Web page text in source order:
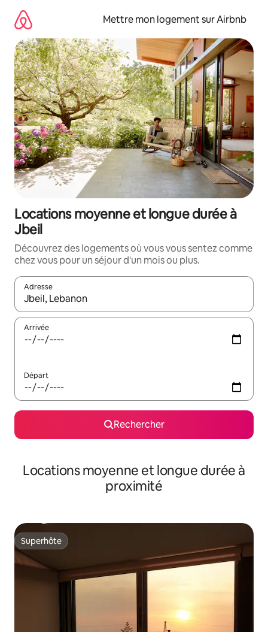
directement
contenu
Mettre mon logement sur Airbnb
Locations moyenne et longue durée à
Jbeil
Découvrez des logements où vous vous sentez comme
chez vous pour un séjour d'un mois ou plus.
Adresse
Lorsque les résultats s'affichent, utilisez les flèches vers le
Arrivée
Départ
Rechercher
Locations moyenne et longue durée à
proximité
Superhôte
Superhôte